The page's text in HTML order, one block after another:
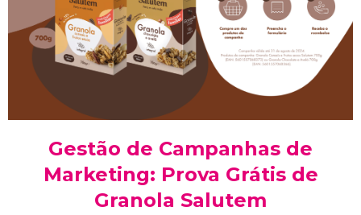
Gestão de Campanhas de
Marketing: Prova Grátis de
Granola Salutem